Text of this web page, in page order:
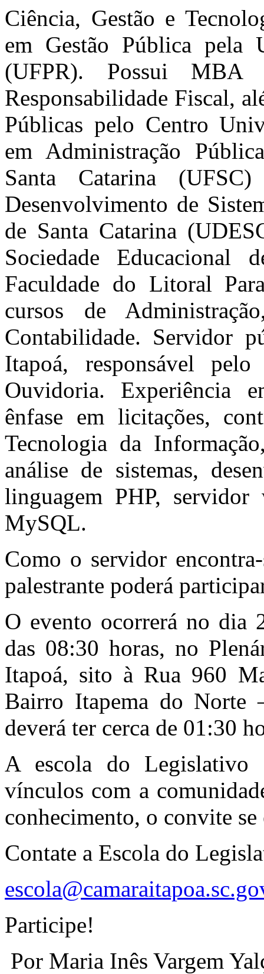
Ciência, Gestão e
em Gestão Pública pela
(UFPR). Possui MBA
Responsabilidade Fiscal,
Públicas pelo Centro
em Administração
Santa Catarina
Desenvolvimento de
de Santa Catarina
Sociedade Educacional
Faculdade do Litoral
cursos de
Contabilidade. Servidor
Itapoá, responsável
Ouvidoria. Experiência
ênfase em licitações,
Tecnologia da
análise de sistemas,
linguagem PHP,
MySQL.
Como o servidor
palestrante poderá
O evento ocorrerá no dia
das 08:30 horas, no
Itapoá, sito à Rua 960
Bairro Itapema do Norte
deverá ter cerca de 01:30
A escola do Legislativo
vínculos com a
conhecimento, o convite se
Contate a Escola do
Participe!
Por Maria Inês Vargem